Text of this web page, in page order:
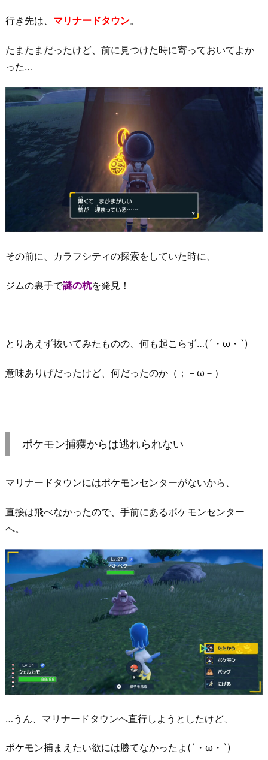
行き先は、 マリナードタウン。
たまたまだったけど、前に見つけた時に寄っておいてよか
った…
その前に、カラフシティの探索をしていた時に、
ジムの裏手で謎の杭を発見！
とりあえず抜いてみたものの、何も起こらず…(´・ω・`)
意味ありげだったけど、何だったのか（；－ω－）
ポケモン捕獲からは逃れられない
マリナードタウンにはポケモンセンターがないから、
直接は飛べなかったので、手前にあるポケモンセンター
へ。
…うん、マリナードタウンへ直行しようとしたけど、
ポケモン捕まえたい欲には勝てなかったよ(´・ω・`)